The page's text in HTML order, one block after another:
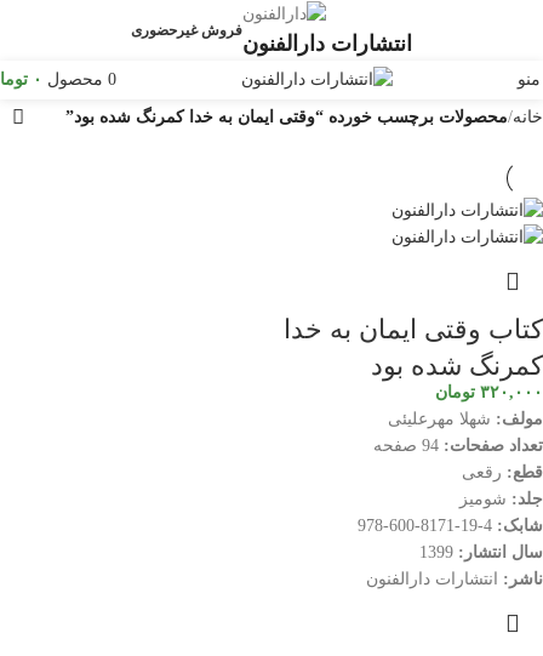
انتشارات دارالفنون
فروش غیرحضوری
منو 0 محصول ۰
خانه محصولات برچسب خورده “وقتی ایمان به خدا کمرنگ شده بود”
کتاب وقتی ایمان به خدا
کمرنگ شده بود
۳۲۰,۰۰۰ تومان
مولف: شهلا مهرعلیئی
تعداد صفحات:
قطع: رقعی
جلد: شومیز
شابک:
سال انتشار:
ناشر: انتشارات دارالفنون